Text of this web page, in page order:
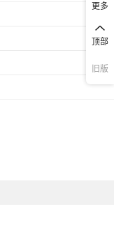
更多
顶部
旧版